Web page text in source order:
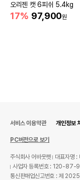
오리젠 캣 6피쉬 5.4kg
17% 97,900원
서비스 이용약관 개인정보
PC버전으로 보기
주식회사 어바웃펫
대표자명 :
사업자 등록번호 : 120-
통신판매업신고번호 : 제